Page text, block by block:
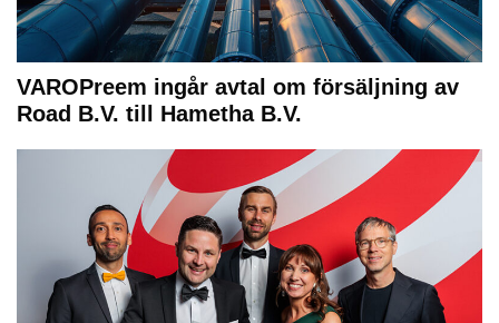
VAROPreem ingår avtal om försäljning av
Road B.V. till Hametha B.V.